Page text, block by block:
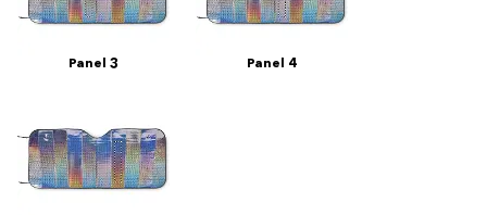
Panel 3 Panel 4